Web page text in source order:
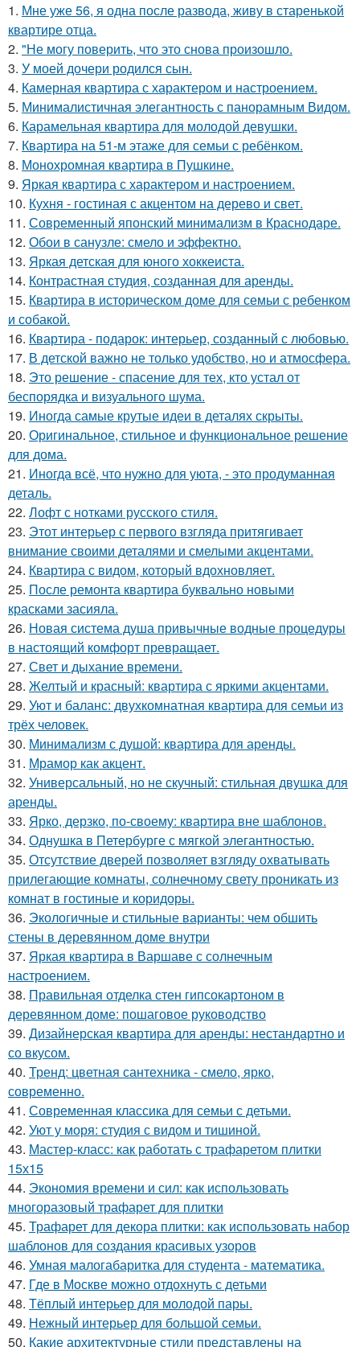
1. Мне уже 56, я одна после развода, живу в старенькой
квартире отца.
2. "Не могу поверить, что это снова произошло.
3. У моей дочери родился сын.
4. Камерная квартира с характером и настроением.
5. Минималистичная элегантность с панорамным Видом.
6. Карамельная квартира для молодой девушки.
7. Квартира на 51-м этаже для семьи с ребёнком.
8. Монохромная квартира в Пушкине.
9. Яркая квартира с характером и настроением.
10. Кухня - гостиная с акцентом на дерево и свет.
11. Современный японский минимализм в Краснодаре.
12. Обои в санузле: смело и эффектно.
13. Яркая детская для юного хоккеиста.
14. Контрастная студия, созданная для аренды.
15. Квартира в историческом доме для семьи с ребенком
и собакой.
16. Квартира - подарок: интерьер, созданный с любовью.
17. В детской важно не только удобство, но и атмосфера.
18. Это решение - спасение для тех, кто устал от
беспорядка и визуального шума.
19. Иногда самые крутые идеи в деталях скрыты.
20. Оригинальное, стильное и функциональное решение
для дома.
21. Иногда всё, что нужно для уюта, - это продуманная
деталь.
22. Лофт с нотками русского стиля.
23. Этот интерьер с первого взгляда притягивает
внимание своими деталями и смелыми акцентами.
24. Квартира с видом, который вдохновляет.
25. После ремонта квартира буквально новыми
красками засияла.
26. Новая система душа привычные водные процедуры
в настоящий комфорт превращает.
27. Свет и дыхание времени.
28. Желтый и красный: квартира с яркими акцентами.
29. Уют и баланс: двухкомнатная квартира для семьи из
трёх человек.
30. Минимализм с душой: квартира для аренды.
31. Мрамор как акцент.
32. Универсальный, но не скучный: стильная двушка для
аренды.
33. Ярко, дерзко, по-своему: квартира вне шаблонов.
34. Однушка в Петербурге с мягкой элегантностью.
35. Отсутствие дверей позволяет взгляду охватывать
прилегающие комнаты, солнечному свету проникать из
комнат в гостиные и коридоры.
36. Экологичные и стильные варианты: чем обшить
стены в деревянном доме внутри
37. Яркая квартира в Варшаве с солнечным
настроением.
38. Правильная отделка стен гипсокартоном в
деревянном доме: пошаговое руководство
39. Дизайнерская квартира для аренды: нестандартно и
со вкусом.
40. Тренд: цветная сантехника - смело, ярко,
современно.
41. Современная классика для семьи с детьми.
42. Уют у моря: студия с видом и тишиной.
43. Мастер-класс: как работать с трафаретом плитки
15х15
44. Экономия времени и сил: как использовать
многоразовый трафарет для плитки
45. Трафарет для декора плитки: как использовать набор
шаблонов для создания красивых узоров
46. Умная малогабаритка для студента - математика.
47. Где в Москве можно отдохнуть с детьми
48. Тёплый интерьер для молодой пары.
49. Нежный интерьер для большой семьи.
50. Какие архитектурные стили представлены на